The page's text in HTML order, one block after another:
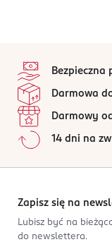
Bezpieczna
Darmowa
Darmowy
14 dni na
Zapisz się na
Lubisz być na
do newslettera.